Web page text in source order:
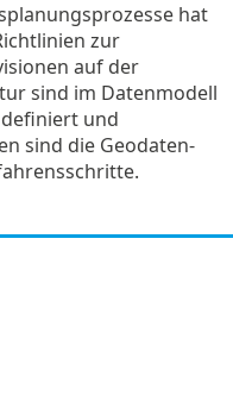
hat
zur
auf der
sind im Datenmodell
und
sind die Geodaten-